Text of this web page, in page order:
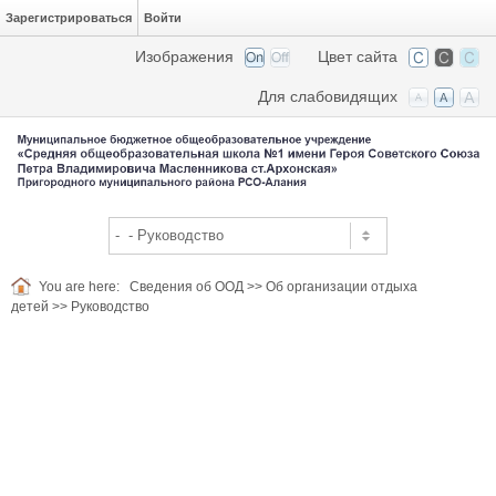
Зарегистрироваться Войти
Цвет сайта
Изображения
Для слабовидящих
You are here: Сведения об ООД >> Об организации отдыха
детей >> Руководство